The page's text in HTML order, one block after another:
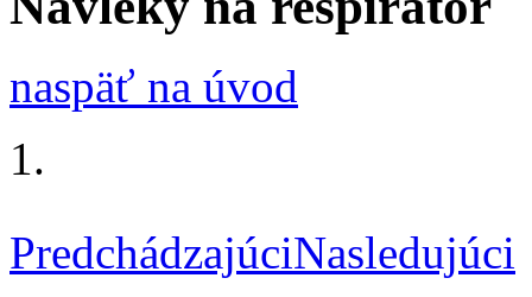
naspäť na úvod
PredchádzajúciNasledujúci